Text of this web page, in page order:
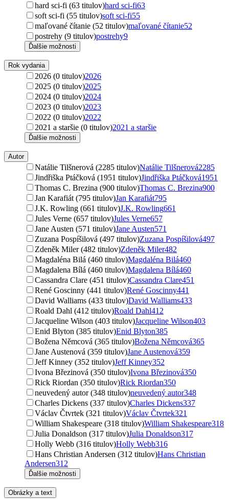
hard sci-fi (63 titulov)hard sci-fi63
soft sci-fi (55 titulov)soft sci-fi55
maľované čítanie (52 titulov)maľované čítanie52
postrehy (9 titulov)postrehy9
Ďalšie možnosti
Rok vydania
2026 (0 titulov)2026
2025 (0 titulov)2025
2024 (0 titulov)2024
2023 (0 titulov)2023
2022 (0 titulov)2022
2021 a staršie (0 titulov)2021 a staršie
Ďalšie možnosti
Autor
Natálie Tilšnerová (2285 titulov)Natálie Tilšnerová2285
Jindřiška Ptáčková (1951 titulov)Jindřiška Ptáčková1951
Thomas C. Brezina (900 titulov)Thomas C. Brezina900
Jan Karafiát (795 titulov)Jan Karafiát795
J.K. Rowling (661 titulov)J.K. Rowling661
Jules Verne (657 titulov)Jules Verne657
Jane Austen (571 titulov)Jane Austen571
Zuzana Pospíšilová (497 titulov)Zuzana Pospíšilová497
Zdeněk Miler (482 titulov)Zdeněk Miler482
Magdaléna Bilá (460 titulov)Magdaléna Bilá460
Magdalena Bílá (460 titulov)Magdalena Bílá460
Cassandra Clare (451 titulov)Cassandra Clare451
René Goscinny (441 titulov)René Goscinny441
David Walliams (433 titulov)David Walliams433
Roald Dahl (412 titulov)Roald Dahl412
Jacqueline Wilson (403 titulov)Jacqueline Wilson403
Enid Blyton (385 titulov)Enid Blyton385
Božena Němcová (365 titulov)Božena Němcová365
Jane Austenová (359 titulov)Jane Austenová359
Jeff Kinney (352 titulov)Jeff Kinney352
Ivona Březinová (350 titulov)Ivona Březinová350
Rick Riordan (350 titulov)Rick Riordan350
neuvedený autor (348 titulov)neuvedený autor348
Charles Dickens (337 titulov)Charles Dickens337
Václav Čtvrtek (321 titulov)Václav Čtvrtek321
William Shakespeare (318 titulov)William Shakespeare318
Julia Donaldson (317 titulov)Julia Donaldson317
Holly Webb (316 titulov)Holly Webb316
Hans Christian Andersen (312 titulov)Hans Christian
Andersen312
Ďalšie možnosti
Obrázky a text